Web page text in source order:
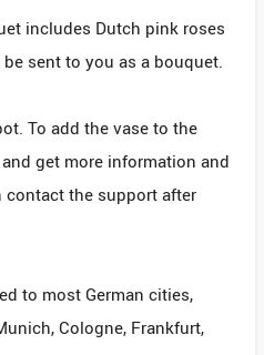
includes Dutch pink roses
sent to you as a bouquet.
To add the vase to the
get more information and
contact the support after
to most German cities,
Cologne, Frankfurt,